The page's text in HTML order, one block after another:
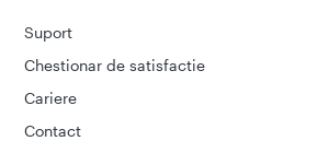
Suport
Chestionar de satisfactie
Cariere
Contact